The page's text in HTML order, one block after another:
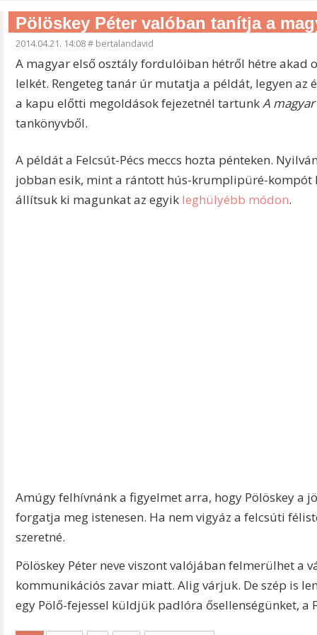
Pölöskey Péter valóban tanítja a
2014.04.21. 14:08# bertalandavid
A magyar első osztály fordulóiban hétről hétre
lelkét. Rengeteg tanár úr mutatja a példát, legyen az
a kapu előtti megoldások fejezetnél tartunkA
tankönyvből.
A példát a Felcsút-Pécs meccs hozta pénteken.
jobban esik, mint a rántott hús-krumplipüré-kompót
állítsuk ki magunkat az egyik leghülyébb módon.
Amúgy felhívnánk a figyelmet arra, hogy Pölöskey a
forgatja meg istenesen. Ha nem vigyáz a felcsúti
szeretné.
Pölöskey Péter neve viszont valójában felmerülhet a
kommunikációs zavar miatt. Alig várjuk. De szép is
egy Pölő-fejessel küldjük padlóra ősellenségünket, a